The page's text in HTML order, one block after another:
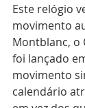
Este relógio
movimento
Montblanc, o
foi lançado
movimento
calendário